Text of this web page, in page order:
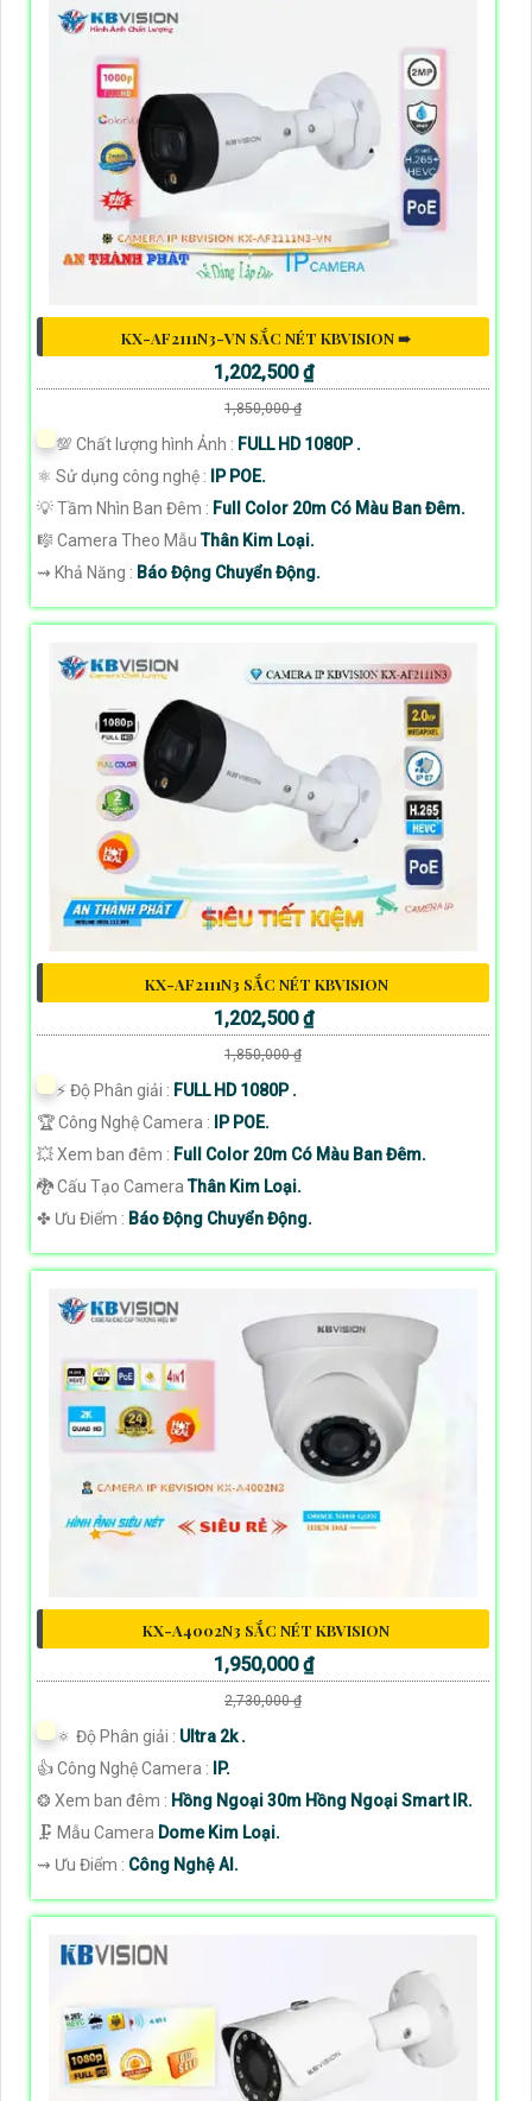
KX-AF2111N3-VN SẮC NÉT KBVISION ➠
1,202,500 ₫
1,850,000 ₫
💯 Chất lượng hình Ảnh : FULL HD 1080P .
⚛️ Sử dụng công nghệ :
IP POE.
💡 Tầm Nhìn Ban Đêm : Full Color 20m Có Màu Ban Đêm.
🎼️ Camera Theo MẫuThân Kim Loại.
️⇝ Khả Năng : Báo Động Chuyển Động.
KX-AF2111N3 SẮC NÉT KBVISION
1,202,500 ₫
1,850,000 ₫
️⚡ Độ Phân giải : FULL HD 1080P .
🏆 Công Nghệ Camera :
IP POE.
💥 Xem ban đêm : Full Color 20m Có Màu Ban Đêm.
🐉️ Cấu Tạo CameraThân Kim Loại.
️✤ Ưu Điểm : Báo Động Chuyển Động.
KX-A4002N3 SẮC NÉT KBVISION
1,950,000 ₫
2,730,000 ₫
🔅 Độ Phân giải : Ultra 2k .
👍 Công Nghệ Camera :
IP.
❂ Xem ban đêm : Hồng Ngoại 30m Hồng Ngoại Smart IR.
🗜️ Mẫu Camera Dome Kim Loại.
️⇝ Ưu Điểm : Công Nghệ AI.